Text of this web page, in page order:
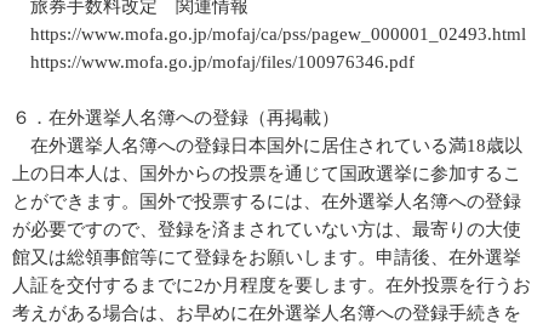
旅券手数料改定 関連情報
https://www.mofa.go.jp/mofaj/ca/pss/pagew_000001_02493.html
https://www.mofa.go.jp/mofaj/files/100976346.pdf
６．在外選挙人名簿への登録（再掲載）
在外選挙人名簿への登録日本国外に居住されている満18歳以
上の日本人は、国外からの投票を通じて国政選挙に参加するこ
とができます。国外で投票するには、在外選挙人名簿への登録
が必要ですので、登録を済まされていない方は、最寄りの大使
館又は総領事館等にて登録をお願いします。申請後、在外選挙
人証を交付するまでに2か月程度を要します。在外投票を行うお
考えがある場合は、お早めに在外選挙人名簿への登録手続きを